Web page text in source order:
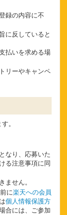
録の内容に不
に反していると
払いを求める場
リーやキャンペ
。
なり、応募いた
る注意事項に同
ません。
に楽天への会員
個人情報保護方
合には、ご参加